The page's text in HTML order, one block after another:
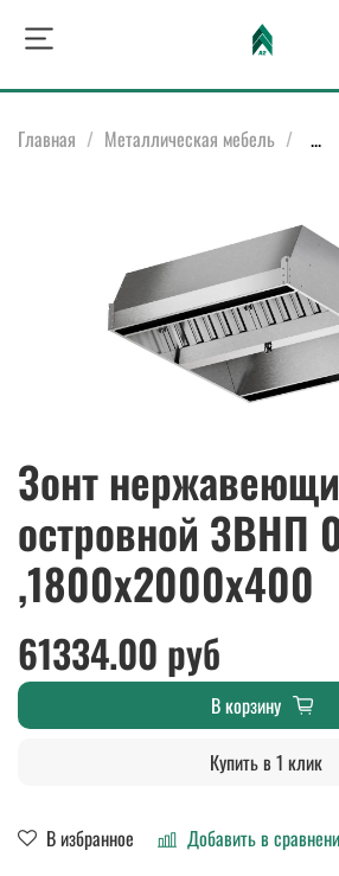
Главная Металлическая мебель ...
Зонт
островной ЗВНП
,1800х2000х400
В избранное Добавить в
61334.00 руб
В корзину
Купить в 1 клик